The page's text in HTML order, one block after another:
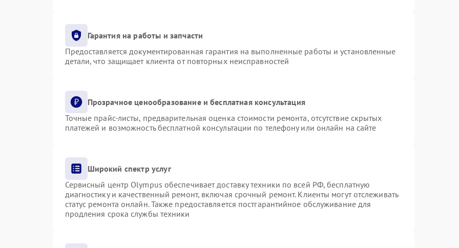
Гарантия на работы и запчасти
Предоставляется документированная гарантия на выполненные работы и установленные
детали, что защищает клиента от повторных неисправностей
Прозрачное ценообразование и бесплатная консультация
Точные прайс-листы, предварительная оценка стоимости ремонта, отсутствие скрытых
платежей и возможность бесплатной консультации по телефону или онлайн на сайте
Широкий спектр услуг
Сервисный центр Olympus обеспечивает доставку техники по всей РФ, бесплатную
диагностику и качественный ремонт, включая срочный ремонт. Клиенты могут отслеживать
статус ремонта онлайн. Также предоставляется постгарантийное обслуживание для
продления срока службы техники